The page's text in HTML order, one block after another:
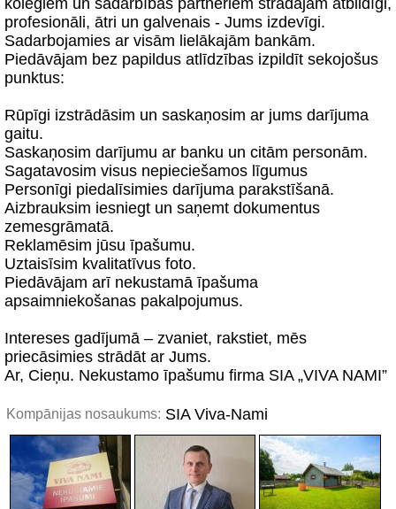
kolēģiem un sadarbības partneriem strādājam atbildīgi,
profesionāli, ātri un galvenais - Jums izdevīgi.
Sadarbojamies ar visām lielākajām bankām.
Piedāvājam bez papildus atlīdzības izpildīt sekojošus
punktus:
Rūpīgi izstrādāsim un saskaņosim ar jums darījuma
gaitu.
Saskaņosim darījumu ar banku un citām personām.
Sagatavosim visus nepieciešamos līgumus
Personīgi piedalīsimies darījuma parakstīšanā.
Aizbrauksim iesniegt un saņemt dokumentus
zemesgrāmatā.
Reklamēsim jūsu īpašumu.
Uztaisīsim kvalitatīvus foto.
Piedāvājam arī nekustamā īpašuma
apsaimniekošanas pakalpojumus.
Intereses gadījumā – zvaniet, rakstiet, mēs
priecāsimies strādāt ar Jums.
Ar, Cieņu. Nekustamo īpašumu firma SIA „VIVA NAMI”
Kompānijas nosaukums: SIA Viva-Nami